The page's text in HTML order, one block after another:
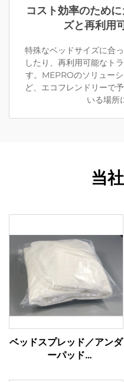
コスト効率のため
ズと再利用
特殊なベッドサイズに合
したり、再利用可能なト
す。MEPROのソリュー
ど、エコフレンドリーで
いる場所
当
ベッドスプレッド／アンダ
ーパッド